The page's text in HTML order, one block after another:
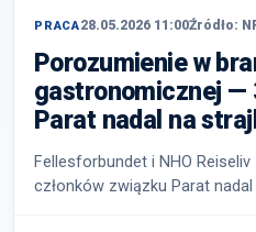
PRACA28.05.2026 11:00Źródło:
Porozumienie w
gastronomicznej —
Parat nadal na
Fellesforbundet i NHO
członków związku Parat